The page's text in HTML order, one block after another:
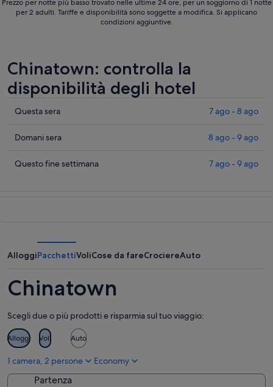
Prezzo per notte più basso trovato nelle ultime 24 ore, per un soggiorno di 1 notte
per 2 adulti. Tariffe e disponibilità sono soggette a modifica. Si applicano
condizioni aggiuntive.
Chinatown: controlla la
disponibilità degli hotel
Cerca
prezzi
Chinatown
ago
Questa sera 7 ago - 8 ago
Cerca
prezzi
ago
9
ago
Domani sera 8 ago - 9 ago
Cerca
questo
weekend,
ago
-
ago
Questo fine settimana 7 ago - 9 ago
AlloggiPacchettiVoliCose da fareCrociereAuto
Chinatown
Scegli due o più prodotti e risparmia sul tuo viaggio:
Alloggi Voli Auto
1 camera, 2 persone Economy
Partenza